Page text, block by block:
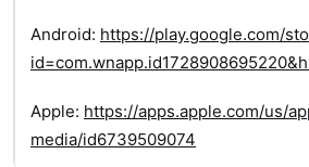
Android: https://play.google.com/
Apple: https://apps.apple.com/us/
media/id6739509074